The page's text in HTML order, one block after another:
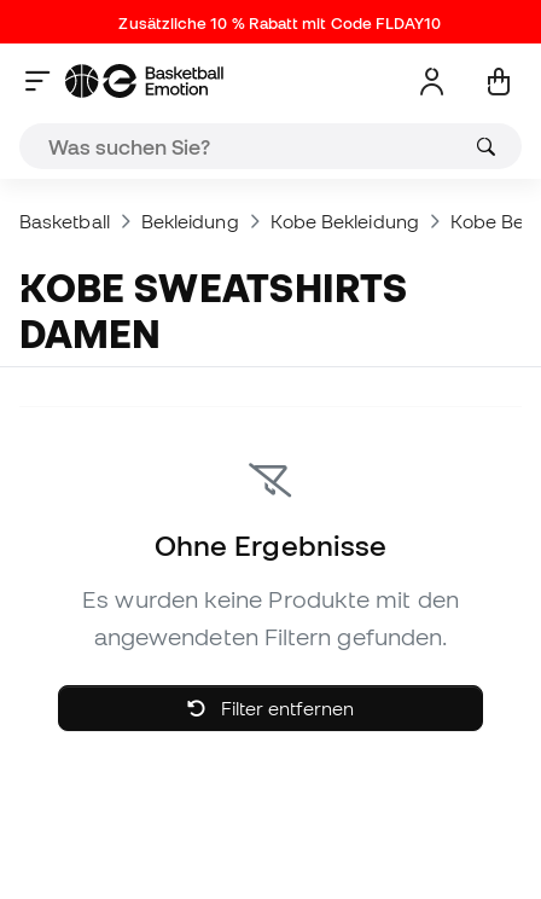
Zusätzliche 10 % Rabatt mit Code FLDAY10
Basketball Bekleidung Kobe Bekleidung Kobe
KOBE SWEATSHIRTS
DAMEN
Ohne Ergebnisse
Es wurden keine Produkte mit den
angewendeten Filtern gefunden.
Filter entfernen